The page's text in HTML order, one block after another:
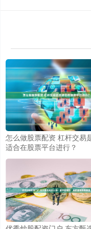
怎么做股票配资 杠杆交易
适合在股票平台进行？